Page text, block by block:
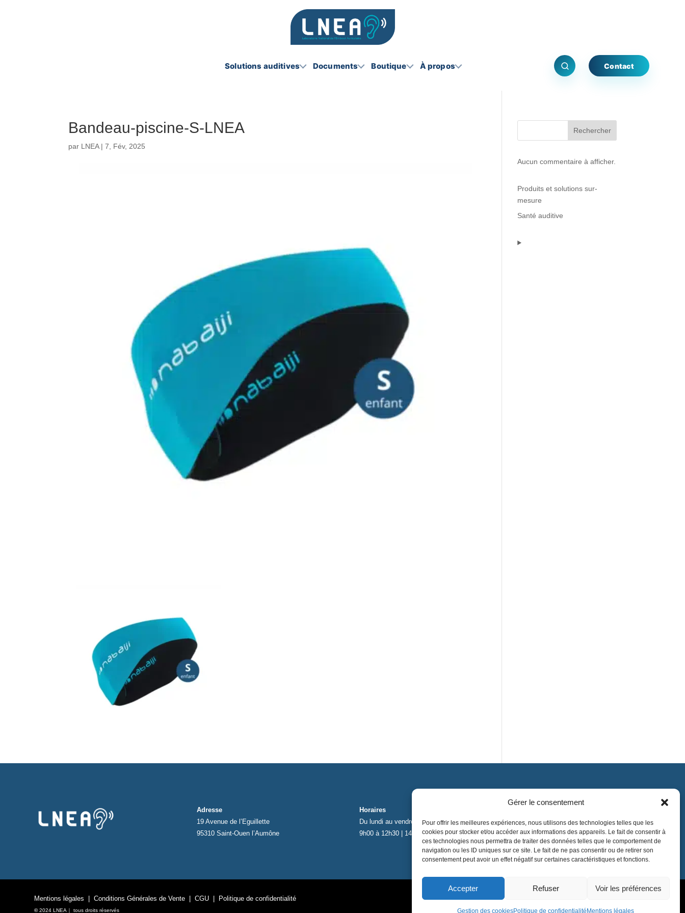
Gérer le consentement
Pour offrir les meilleures expériences, nous utilisons des technologies telles que les
cookies pour stocker et/ou accéder aux informations des appareils. Le fait de consentir à
ces technologies nous permettra de traiter des données telles que le comportement de
navigation ou les ID uniques sur ce site. Le fait de ne pas consentir ou de retirer son
consentement peut avoir un effet négatif sur certaines caractéristiques et fonctions.
Accepter Refuser Voir les préférences
Gestion des cookiesPolitique de confidentialité Mentions légales
Solutions auditives Documents Boutique À propos Contact
Bandeau-piscine-S-LNEA
par LNEA|7, Fév, 2025
Rechercher
Aucun commentaire à afficher.
Produits et solutions sur-
mesure
Santé auditive
Adresse
19 Avenue de l’Eguillette
95310 Saint-Ouen l’Aumône
Horaires
Du lundi au vendredi
9h00 à 12h30 | 14h00 à 17h00
contact@lnea-audition.com
+33 (0)1 34 67 67 17
Mentions légales |Conditions Générales de Vente |CGU Politique de confidentialité
©2024 LNEA｜ tous droits réservés